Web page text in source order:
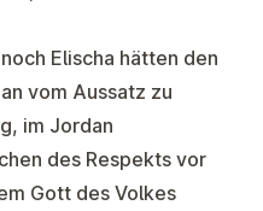
Elischa hätten den
vom Aussatz zu
im Jordan
des Respekts vor
Gott des Volkes